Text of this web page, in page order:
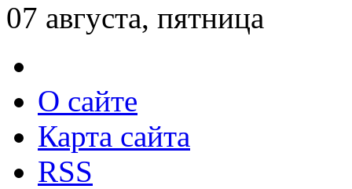
07 августа, пятница
О сайте
Карта сайта
RSS